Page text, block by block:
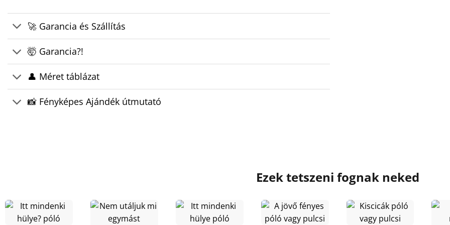
🚀 Garancia és Szállítás
🤯 Garancia?!
👤 Méret táblázat
📸 Fényképes Ajándék útmutató
Ezek tetszeni fognak neked